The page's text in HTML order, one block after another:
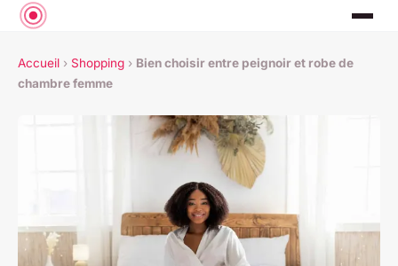
Accueil › Shopping › Bien choisir entre peignoir et robe de
chambre femme